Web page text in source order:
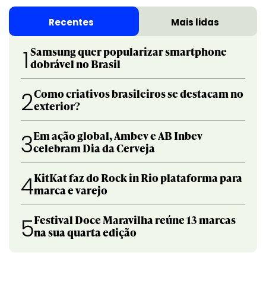
Recentes Mais lidas
1 Samsung quer popularizar smartphone
dobrável no Brasil
2Como criativos brasileiros se destacam no
exterior?
3Em ação global, Ambev e AB Inbev
celebram Dia da Cerveja
4KitKat faz do Rock in Rio plataforma para
marca e varejo
5Festival Doce Maravilha reúne 13 marcas
na sua quarta edição